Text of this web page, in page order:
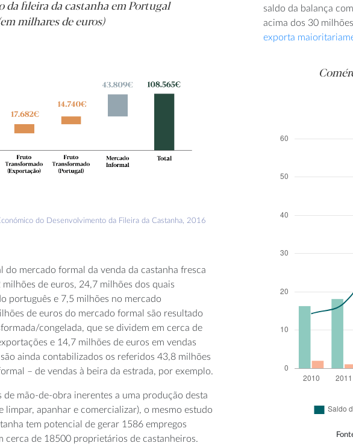
da fileira da castanha em Portugal
milhares de euros)
do Desenvolvimento da Fileira da Castanha, 2016
do mercado formal da venda da castanha fresca
de euros, 24,7 milhões dos quais
português e 7,5 milhões no mercado
de euros do mercado formal são resultado
congelada, que se dividem em cerca de
e 14,7 milhões de euros em vendas
ainda contabilizados os referidos 43,8 milhões
– de vendas à beira da estrada, por exemplo.
de mão-de-obra inerentes a uma produção desta
limpar, apanhar e comercializar), o mesmo estudo
tem potencial de gerar 1586 empregos
cerca de 18500 proprietários de castanheiros.
saldo da balança
acima dos 30
exporta